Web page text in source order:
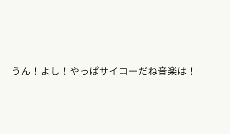
うん！よし！やっぱサイコーだね音楽は！